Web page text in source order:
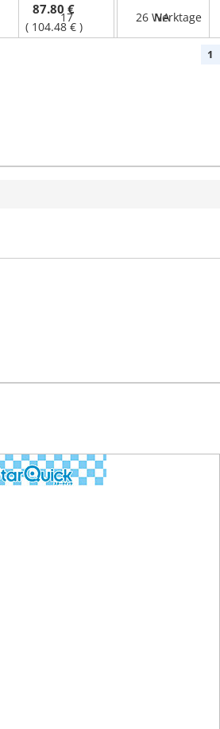
17 NA
87.80 €
( 104.48 € )
26 Werktage
1